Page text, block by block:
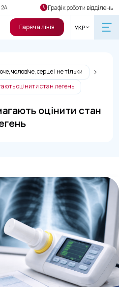
2А Графік роботи відділень
Гаряча лінія УКР
чоловіче, серце і не тільки
оцінити стан легень
оцінити стан